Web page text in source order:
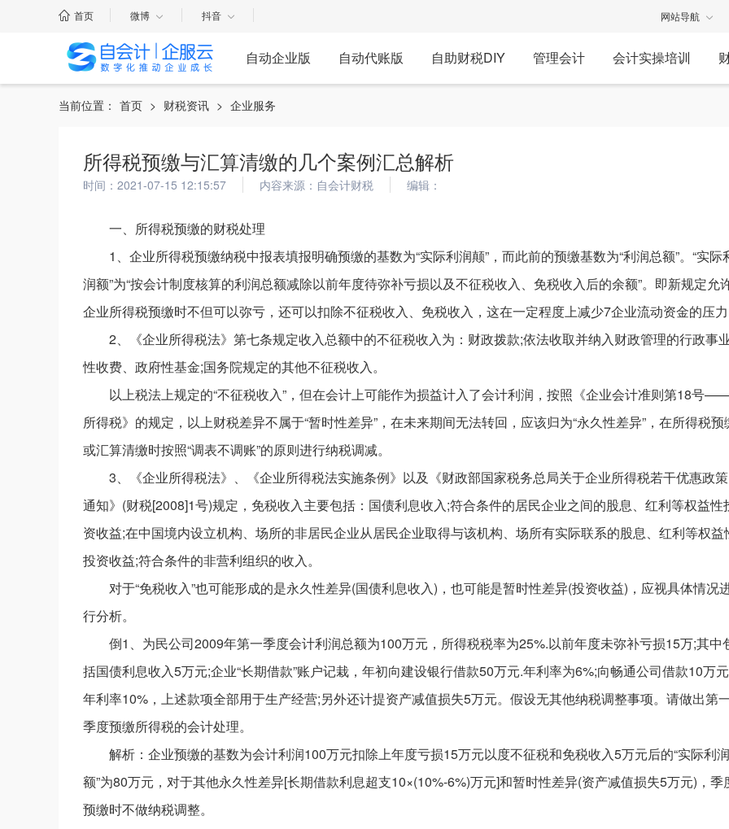
首页 微博 抖音 网站导航
自动企业版 自动代账版 自助财税DIY 管理会计 会计实操培训
当前位置： 首页 > 财税资讯 > 企业服务
所得税预缴与汇算清缴的几个案例汇总解析
时间：2021-07-15 12:15:57 内容来源：自会计财税 编辑：
一、所得税预缴的财税处理
1、企业所得税预缴纳税中报表填报明确预缴的基数为“实际利润颠”，而此前的预缴基数为“利润总额”。“实际
润额”为“按会计制度核算的利润总额减除以前年度待弥补亏损以及不征税收入、免税收入后的余额”。即新规定允
企业所得税预缴时不但可以弥亏，还可以扣除不征税收入、免税收入，这在一定程度上减少7企业流动资金的压
2、《企业所得税法》第七条规定收入总额中的不征税收入为：财政拨款;依法收取并纳入财政管理的行政事
性收费、政府性基金;国务院规定的其他不征税收入。
以上税法上规定的“不征税收入”，但在会计上可能作为损益计入了会计利润，按照《企业会计准则第18号
所得税》的规定，以上财税差异不属于“暂时性差异”，在未来期间无法转回，应该归为“永久性差异”，在所得税预
或汇算清缴时按照“调表不调账”的原则进行纳税调减。
3、《企业所得税法》、《企业所得税法实施条例》以及《财政部国家税务总局关于企业所得税若干优惠政
通知》(财税[2008]1号)规定，免税收入主要包括：国债利息收入;符合条件的居民企业之间的股息、红利等权益性
资收益;在中国境内设立机构、场所的非居民企业从居民企业取得与该机构、场所有实际联系的股息、红利等权益
投资收益;符合条件的非营利组织的收入。
对于“免税收入”也可能形成的是永久性差异(国债利息收入)，也可能是暂时性差异(投资收益)，应视具体情况
行分析。
倒1、为民公司2009年第一季度会计利润总额为100万元，所得税税率为25%.以前年度未弥补亏损15万;其中
括国债利息收入5万元;企业“长期借款”账户记栽，年初向建设银行借款50万元.年利率为6%;向畅通公司借款10万
年利率10%，上述款项全部用于生产经营;另外还计提资产减值损失5万元。假设无其他纳税调整事项。请做出第
季度预缴所得税的会计处理。
解析：企业预缴的基数为会计利润100万元扣除上年度亏损15万元以度不征税和免税收入5万元后的“实际利润
额”为80万元，对于其他永久性差异[长期借款利息超支10×(10%-6%)万元]和暂时性差异(资产减值损失5万元)，季
预缴时不做纳税调整。